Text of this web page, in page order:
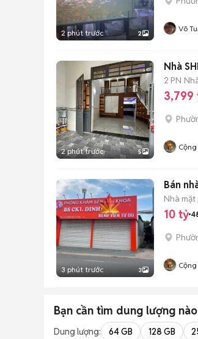
2 phút trước 2 Võ
2 phút trước 5
Nhà
2 PN
3,799
3 phút trước 3
Bán
Nhà
10 tỷ
Bạn cần tìm dung lượng
Dung lượng: 64 GB 128 GB